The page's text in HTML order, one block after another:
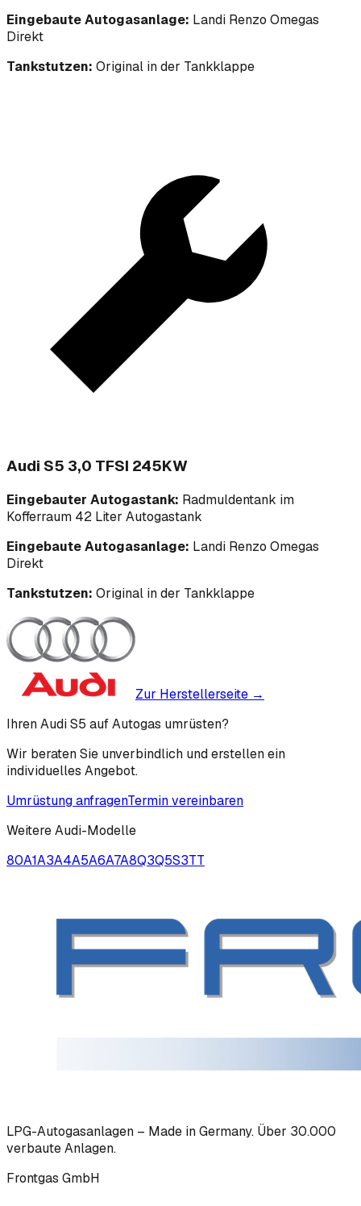
Eingebaute Autogasanlage: Landi Renzo Omegas
Direkt
Tankstutzen: Original in der Tankklappe
Audi S5 3,0 TFSI 245KW
Eingebauter Autogastank: Radmuldentank im
Kofferraum 42 Liter Autogastank
Eingebaute Autogasanlage: Landi Renzo Omegas
Direkt
Tankstutzen: Original in der Tankklappe
Zur Herstellerseite →
Ihren Audi S5 auf Autogas umrüsten?
Wir beraten Sie unverbindlich und erstellen ein
individuelles Angebot.
Umrüstung anfragenTermin vereinbaren
WeitereAudi-Modelle
80A1A3A4A5A6A7A8Q3Q5S3TT
LPG-Autogasanlagen – Made in Germany. Über 30.000
verbaute Anlagen.
Frontgas GmbH